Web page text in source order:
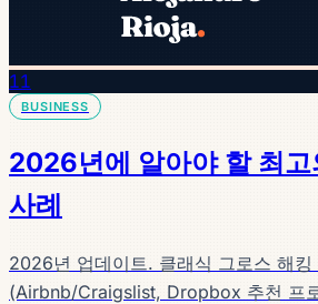
11
BUSINESS
2026년에 알아야 할 최고
사례
2026년 업데이트. 클래식 그로스 해킹
(Airbnb/Craigslist, Dropbox 추천 프